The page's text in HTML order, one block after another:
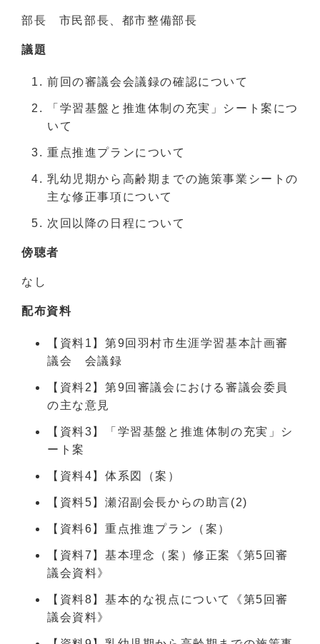
部長 市民部長、都市整備部長
議題
前回の審議会会議録の確認について
「学習基盤と推進体制の充実」シート案につ
いて
重点推進プランについて
乳幼児期から高齢期までの施策事業シートの
主な修正事項について
次回以降の日程について
傍聴者
なし
配布資料
【資料1】第9回羽村市生涯学習基本計画審
議会 会議録
【資料2】第9回審議会における審議会委員
の主な意見
【資料3】「学習基盤と推進体制の充実」シ
ート案
【資料4】体系図（案）
【資料5】瀬沼副会長からの助言(2)
【資料6】重点推進プラン（案）
【資料7】基本理念（案）修正案《第5回審
議会資料》
【資料8】基本的な視点について《第5回審
議会資料》